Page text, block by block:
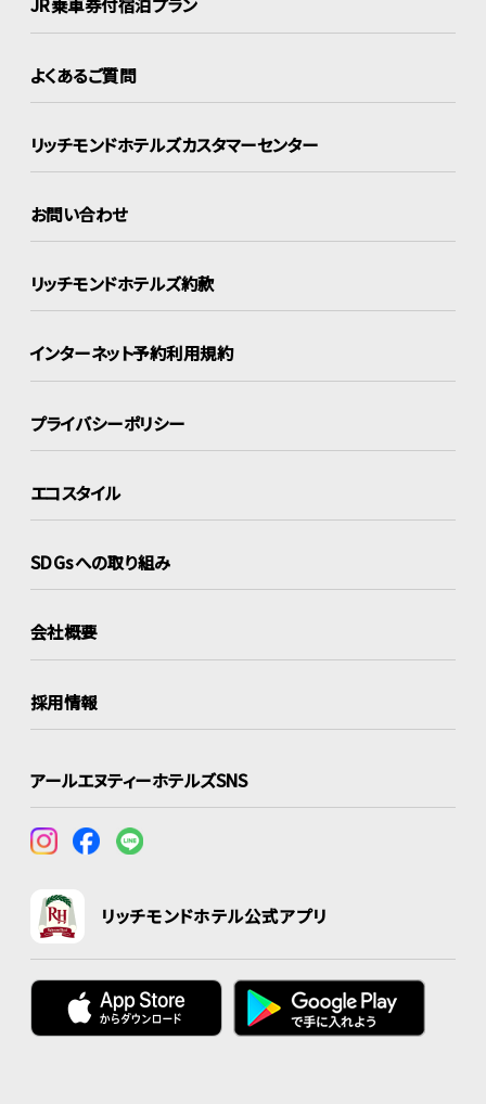
よくあるご質問
リッチモンドホテルズカスタマーセンター
お問い合わせ
リッチモンドホテルズ約款
インターネット予約利用規約
プライバシーポリシー
エコスタイル
SDGsへの取り組み
会社概要
採用情報
アールエヌティーホテルズSNS
リッチモンドホテル公式アプリ